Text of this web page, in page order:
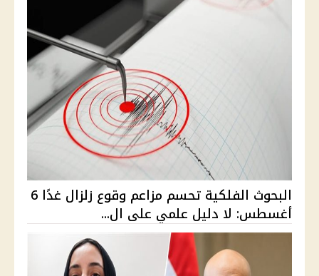
البحوث الفلكية تحسم مزاعم وقوع زلزال غدًا 6
أغسطس: لا دليل علمي على ال...